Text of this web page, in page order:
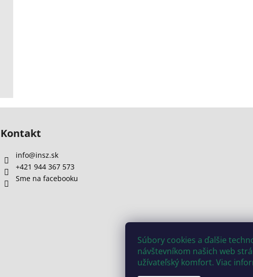
Súbory cookies a ďalšie
návštevníkom našich web
užívateľský komfort. Viac
Kontakt
info@insz.sk
+421 944 367 573
Sme na facebooku